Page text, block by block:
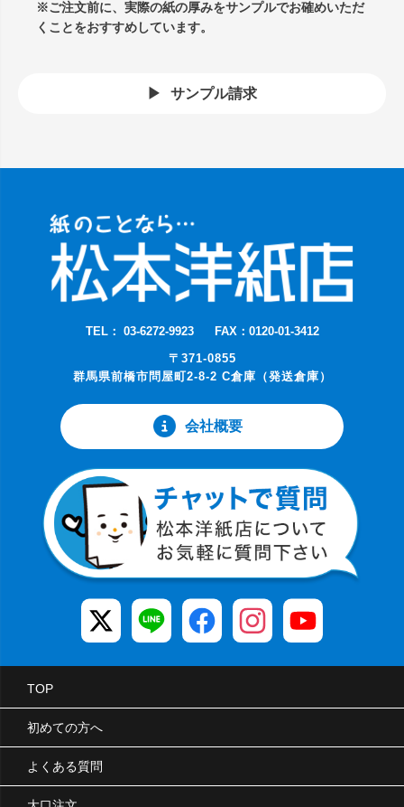
※ご注文前に、実際の紙の厚みをサンプルでお確めいただ
くことをおすすめしています。
サンプル請求
TEL： 03-6272-9923
FAX：0120-01-3412
〒371-0855
群馬県前橋市問屋町2-8-2 C倉庫（発送倉庫）
会社概要
TOP
初めての方へ
よくある質問